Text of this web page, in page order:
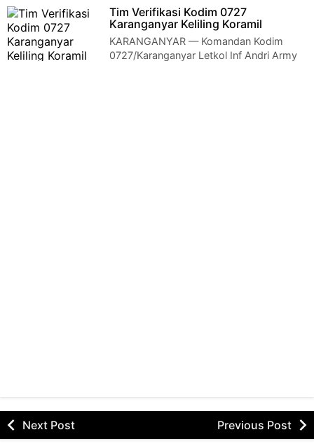
0723 Klaten Tinjau Lapangan Upacara
Pembukaan TMMD Klaten - Komandan Kodim 0723 …
Tim Verifikasi Kodim 0727
Karanganyar Keliling Koramil
KARANGANYAR — Komandan Kodim
0727/Karanganyar Letkol Inf Andri Army
Next Post Previous Post